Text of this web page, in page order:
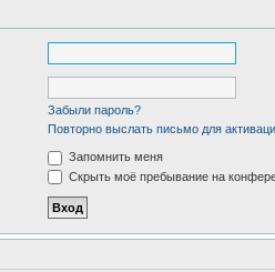
Забыли пароль?
Повторно выслать письмо для
Запомнить меня
Скрыть моё пребывание на